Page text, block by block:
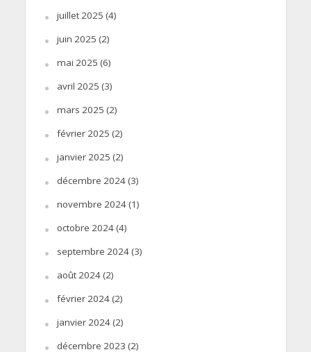
juillet 2025 (4)
juin 2025 (2)
mai 2025 (6)
avril 2025 (3)
mars 2025 (2)
février 2025 (2)
janvier 2025 (2)
décembre 2024(3)
novembre 2024(1)
octobre 2024(4)
septembre 2024(3)
août 2024(2)
février 2024(2)
janvier 2024(2)
décembre 2023 (2)